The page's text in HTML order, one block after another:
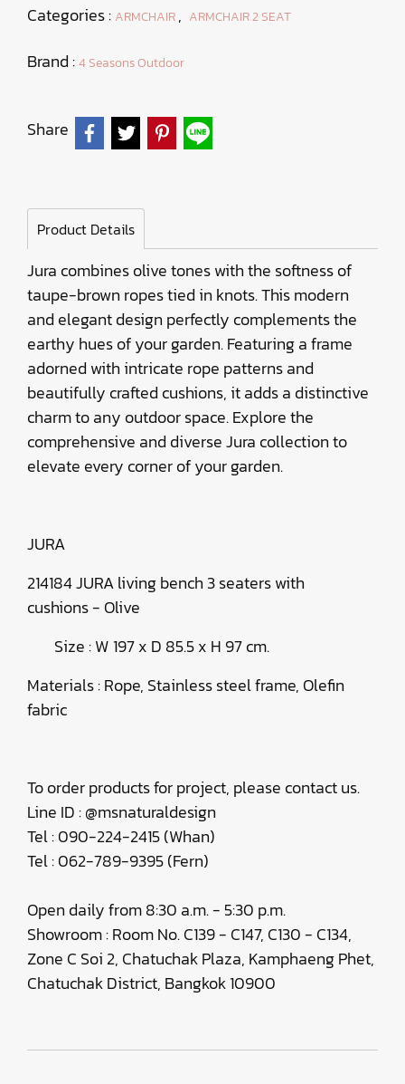
Categories : ARMCHAIR, ARMCHAIR 2 SEAT
Brand :4 Seasons Outdoor
Share
Product Details
Jura combines olive tones with the softness of
taupe-brown ropes tied in knots. This modern
and elegant design perfectly complements the
earthy hues of your garden. Featuring a frame
adorned with intricate rope patterns and
beautifully crafted cushions, it adds a distinctive
charm to any outdoor space. Explore the
comprehensive and diverse Jura collection to
elevate every corner of your garden.
JURA
214184 JURA living bench 3 seaters with
cushions - Olive
Size : W 197 x D 85.5 x H 97 cm.
Materials : Rope, Stainless steel frame, Olefin
fabric
To order products for project, please contact us.
Line ID : @msnaturaldesign
Tel : 090-224-2415 (Whan)
Tel : 062-789-9395 (Fern)
Open daily from 8:30 a.m. - 5:30 p.m.
Showroom : Room No. C139 - C147, C130 - C134,
Zone C Soi 2, Chatuchak Plaza, Kamphaeng Phet,
Chatuchak District, Bangkok 10900